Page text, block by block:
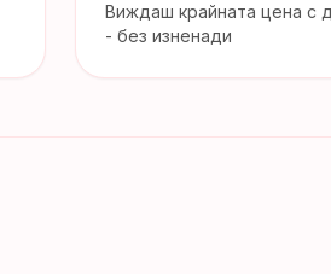
Виждаш крайната цена с
- без изненади